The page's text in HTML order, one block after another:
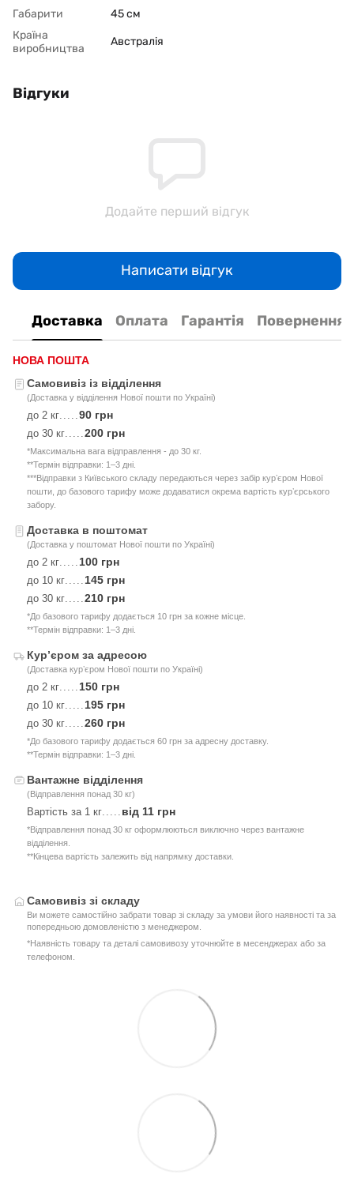
Габарити
45 см
Країна
виробництва
Австралія
Відгуки
Додайте перший відгук
Написати відгук
Доставка Оплата Гарантія Повернення
НОВА ПОШТА
Самовивіз із відділення
(Доставка у відділення Нової пошти по Україні)
до 2 кг 90 грн
до 30 кг 200 грн
*Максимальна вага відправлення - до 30 кг.
**Термін відправки: 1–3 дні.
***Відправки з Київського складу передаються через забір курʼєром Нової
пошти, до базового тарифу може додаватися окрема вартість курʼєрського
забору.
Доставка в поштомат
(Доставка у поштомат Нової пошти по Україні)
до 2 кг 100 грн
до 10 кг 145 грн
до 30 кг 210 грн
*До базового тарифу додається 10 грн за кожне місце.
**Термін відправки: 1–3 дні.
Курʼєром за адресою
(Доставка курʼєром Нової пошти по Україні)
до 2 кг 150 грн
до 10 кг 195 грн
до 30 кг 260 грн
*До базового тарифу додається 60 грн за адресну доставку.
**Термін відправки: 1–3 дні.
Вантажне відділення
(Відправлення понад 30 кг)
Вартість за 1 кг від 11 грн
*Відправлення понад 30 кг оформлюються виключно через вантажне
відділення.
**Кінцева вартість залежить від напрямку доставки.
Самовивіз зі складу
Ви можете самостійно забрати товар зі складу за умови його наявності та за
попередньою домовленістю з менеджером.
*Наявність товару та деталі самовивозу уточнюйте в месенджерах або за
телефоном.